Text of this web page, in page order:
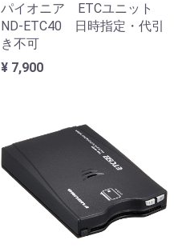
パイオニア ETCユニット
ND-ETC40 日時指定・代引
き不可
¥ 7,900